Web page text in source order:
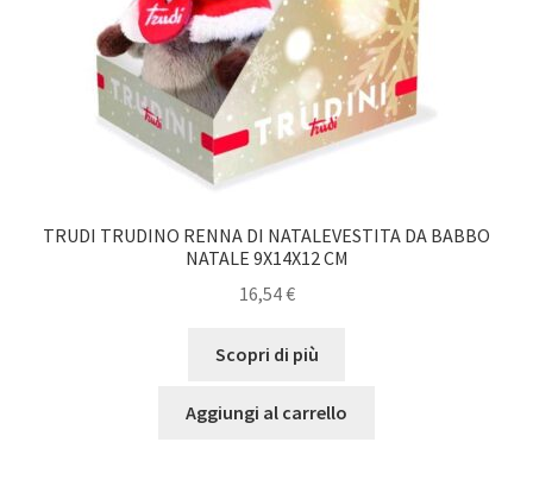
TRUDI TRUDINO RENNA DI NATALEVESTITA DA BABBO
NATALE 9X14X12 CM
16,54€
Scopri di più
Aggiungi al carrello